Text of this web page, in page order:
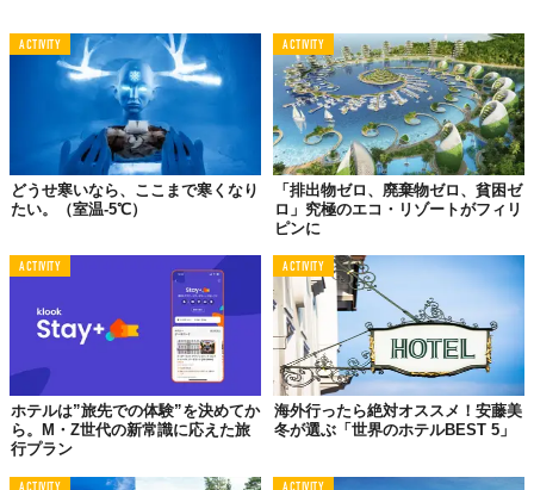
そして3階部分は屋上テラスとなっています。夜になるとこのテラ
スから、満点の星空を見ることができるとか。
この海中ホテルは、部屋がたった一つなので、早めの予約が必
須。部屋はダブルベッドで、価格は1,500米ドル（約18万円）で
す。
恋人とロマンチックに過ごしたり一人静かに海を眺めたりと楽し
All photo by Photo by Jesper Anhede
Licensed material used with permission byThe Manta Resort
TABI LABO
この世界は、もっと広いはずだ。
ACTIVITY
どうせ寒いなら、ここまで寒くなり
たい。（室温-5℃）
ACTIVITY
「排出物ゼロ、廃棄物ゼロ、貧困ゼ
ロ」究極のエコ・リゾートがフィリ
ピンに
ACTIVITY
ホテルは”旅先での体験”を決めてか
ら。M・Z世代の新常識に応えた旅
行プラン
ACTIVITY
海外行ったら絶対オススメ！安藤美
冬が選ぶ「世界のホテルBEST 5」